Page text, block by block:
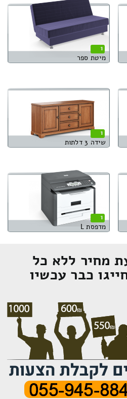
1
מיטת ספר
1
שידה 3 דלתות
1
מדפסת L
מחיר ללא כל
כבר עכשיו